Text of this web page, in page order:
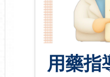
用藥指